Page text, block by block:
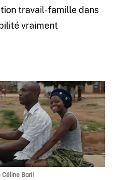
travail-famille dans
vraiment
Baril